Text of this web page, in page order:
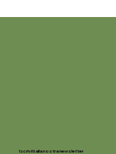
Iscriviti alla nostra newsletter